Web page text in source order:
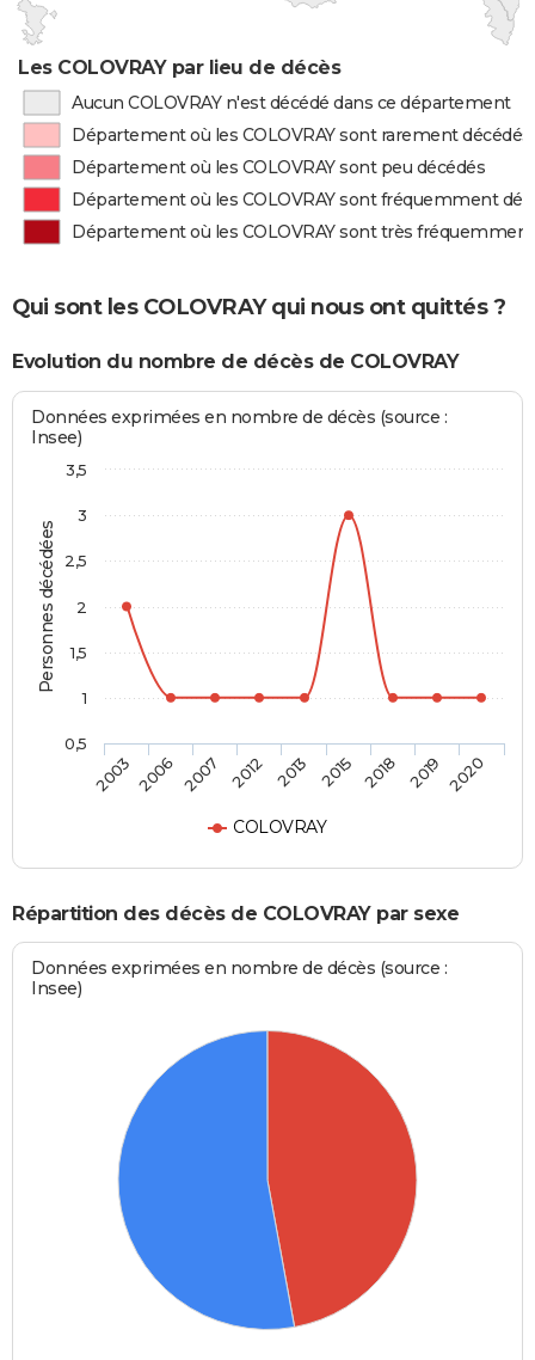
Les COLOVRAY par lieu de décès
Aucun COLOVRAY n'est décédé dans ce département
Département où les COLOVRAY sont rarement décédés
Département où les COLOVRAY sont peu décédés
Département où les COLOVRAY sont fréquemment
Département où les COLOVRAY sont très
Qui sont les COLOVRAY qui nous ont quittés ?
Evolution du nombre de décès de COLOVRAY
Personnes décédées
Données exprimées en nombre de décès (source :
Insee)
COLOVRAY
2003 2006 2007 2012 2013 2015 2018 2019 2020
0,5
1
1,5
2
2,5
3
3,5
Répartition des décès de COLOVRAY par sexe
Données exprimées en nombre de décès (source :
Insee)